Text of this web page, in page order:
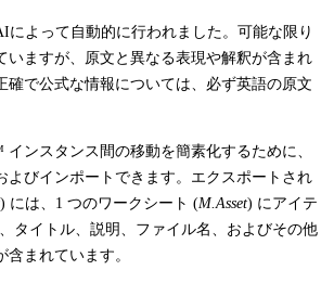
によって自動的に行われました。可能な限り
いますが、原文と異なる表現や解釈が含まれ
確で公式な情報については、必ず英語の原文
インスタンス間の移動を簡素化するために、
よびインポートできます。エクスポートされ
) には、1 つのワークシート (M.Asset) にアイテ
タイトル、説明、ファイル名、およびその他
まれています。